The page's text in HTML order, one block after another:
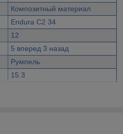
Композитный материал
Endura C2 34
12
5 вперед 3 назад
Румпель
15.3